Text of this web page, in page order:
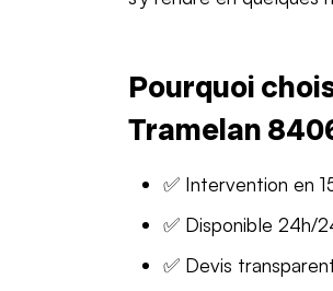
Pourquoi
Tramelan
✅ Intervention en
✅ Disponible 24h/
✅ Devis